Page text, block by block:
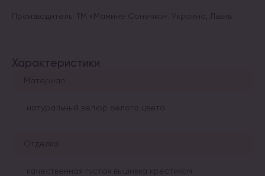
Производитель: ТМ «Мамине Сонечко». Украина, Львив
Характеристики
Материал
натуральный велюр белого цвета
Отделка
качественная густая вышивка крестиком